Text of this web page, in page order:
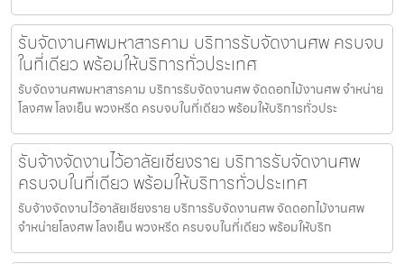
รับจัดงานศพมหาสารคาม บริการรับจัดงานศพ ครบจบ
ในที่เดียว พร้อมให้บริการทั่วประเทศ
รับจัดงานศพมหาสารคาม บริการรับจัดงานศพ จัดดอกไม้งานศพ จำหน่าย
โลงศพ โลงเย็น พวงหรีด ครบจบในที่เดียว พร้อมให้บริการทั่วประ
รับจ้างจัดงานไว้อาลัยเชียงราย บริการรับจัดงานศพ
ครบจบในที่เดียว พร้อมให้บริการทั่วประเทศ
รับจ้างจัดงานไว้อาลัยเชียงราย บริการรับจัดงานศพ จัดดอกไม้งานศพ
จำหน่ายโลงศพ โลงเย็น พวงหรีด ครบจบในที่เดียว พร้อมให้บริก